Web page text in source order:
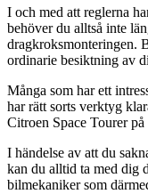
I och med att reglerna
behöver du alltså inte
dragkroksmonteringen.
ordinarie besiktning av
Många som har ett
har rätt sorts verktyg
Citroen Space Tourer på
I händelse av att du
kan du alltid ta med dig
bilmekaniker som